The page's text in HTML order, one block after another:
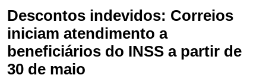
Descontos indevidos: Correios
iniciam atendimento a
beneficiários do INSS a partir de
30 de maio